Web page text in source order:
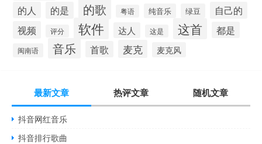
的人 的是 的歌 粤语 纯音乐 绿豆 自己的
视频 评分 软件 达人 这是 这首 都是
闽南语 音乐 首歌 麦克 麦克风
最新文章 热评文章 随机文章
抖音网红音乐
抖音排行歌曲